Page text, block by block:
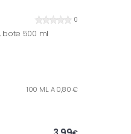
0
bote 500 ml
100 ML. A 0,80 €